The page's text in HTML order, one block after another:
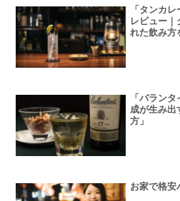
「タンカ
レビュー｜
れた飲み方
「バラン
成が生み出
方」
お家で格安